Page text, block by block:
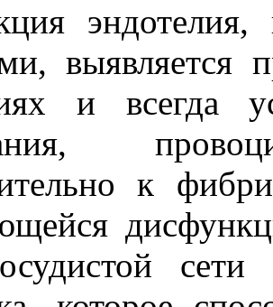
выявляется
и всегда
к